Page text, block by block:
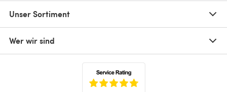
Unser Sortiment
Wer wir sind